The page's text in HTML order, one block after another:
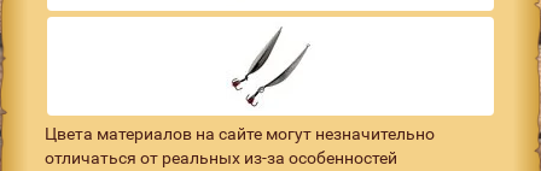
Цвета материалов на сайте могут незначительно
отличаться от реальных из-за особенностей